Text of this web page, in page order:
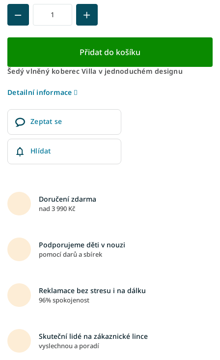
Přidat do košíku
Šedý vlněný koberec Villa v jednoduchém designu
Detailní informace
Zeptat se
Hlídat
Doručení zdarma
nad 3 990 Kč
Podporujeme děti v nouzi
pomocí darů a sbírek
Reklamace bez stresu i na dálku
96% spokojenost
Skuteční lidé na zákaznické lince
vyslechnou a poradí